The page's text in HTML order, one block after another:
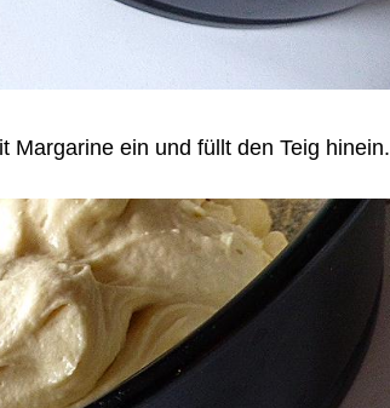
Margarine ein und füllt den Teig hinein.